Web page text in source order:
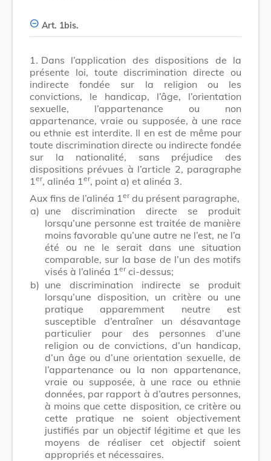
Art. 1bis.
1. Dans l’application des dispositions de la
présente loi, toute discrimination directe ou
indirecte fondée sur la religion ou les
convictions, le handicap, l’âge, l’orientation
sexuelle, l’appartenance ou non
appartenance, vraie ou supposée, à une race
ou ethnie est interdite. Il en est de même pour
toute discrimination directe ou indirecte fondée
sur la nationalité, sans préjudice des
dispositions prévues à l’article 2, paragraphe
1 er, alinéa 1 er, point a) et alinéa 3.
Aux fins de l’alinéa 1 erdu présent paragraphe,
a) une discrimination directe se produit
lorsqu’une personne est traitée de manière
moins favorable qu’une autre ne l’est, ne l’a
été ou ne le serait dans une situation
comparable, sur la base de l’un des motifs
visés à l’alinéa 1 erci-dessus;
b) une discrimination indirecte se produit
lorsqu’une disposition, un critère ou une
pratique apparemment neutre est
susceptible d’entraîner un désavantage
particulier pour des personnes d’une
religion ou de convictions, d’un handicap,
d’un âge ou d’une orientation sexuelle, de
l’appartenance ou la non appartenance,
vraie ou supposée, à une race ou ethnie
données, par rapport à d’autres personnes,
à moins que cette disposition, ce critère ou
cette pratique ne soient objectivement
justifiés par un objectif légitime et que les
moyens de réaliser cet objectif soient
appropriés et nécessaires.